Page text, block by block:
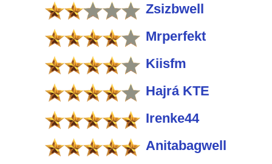
Zsizbwell
Mrperfekt
Kiisfm
Hajrá KTE
Irenke44
Anitabagwell